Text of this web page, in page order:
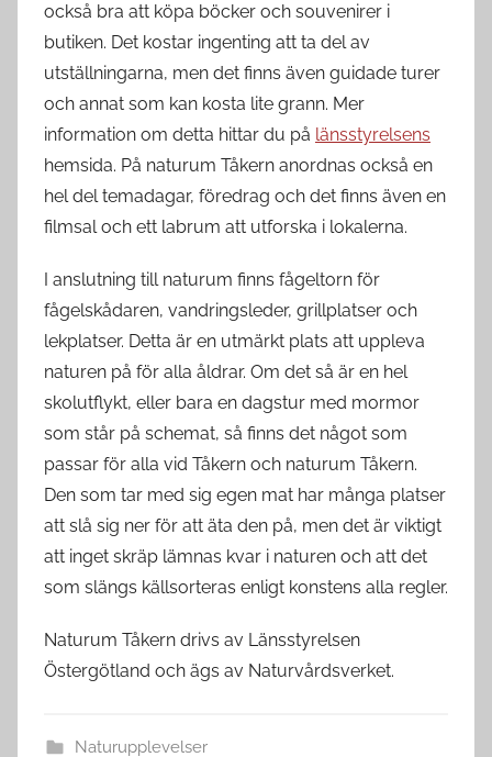
också bra att köpa böcker och souvenirer i
butiken. Det kostar ingenting att ta del av
utställningarna, men det finns även guidade turer
och annat som kan kosta lite grann. Mer
information om detta hittar du på länsstyrelsens
hemsida. På naturum Tåkern anordnas också en
hel del temadagar, föredrag och det finns även en
filmsal och ett labrum att utforska i lokalerna.
I anslutning till naturum finns fågeltorn för
fågelskådaren, vandringsleder, grillplatser och
lekplatser. Detta är en utmärkt plats att uppleva
naturen på för alla åldrar. Om det så är en hel
skolutflykt, eller bara en dagstur med mormor
som står på schemat, så finns det något som
passar för alla vid Tåkern och naturum Tåkern.
Den som tar med sig egen mat har många platser
att slå sig ner för att äta den på, men det är viktigt
att inget skräp lämnas kvar i naturen och att det
som slängs källsorteras enligt konstens alla regler.
Naturum Tåkern drivs av Länsstyrelsen
Östergötland och ägs av Naturvårdsverket.
Naturupplevelser